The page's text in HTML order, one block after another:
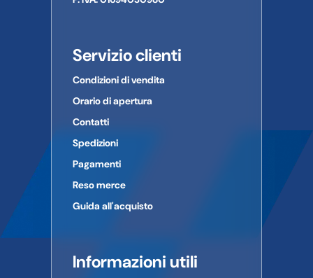
Servizio clienti
Condizioni di vendita
Orario di apertura
Contatti
Spedizioni
Pagamenti
Reso merce
Guida all'acquisto
Informazioni utili